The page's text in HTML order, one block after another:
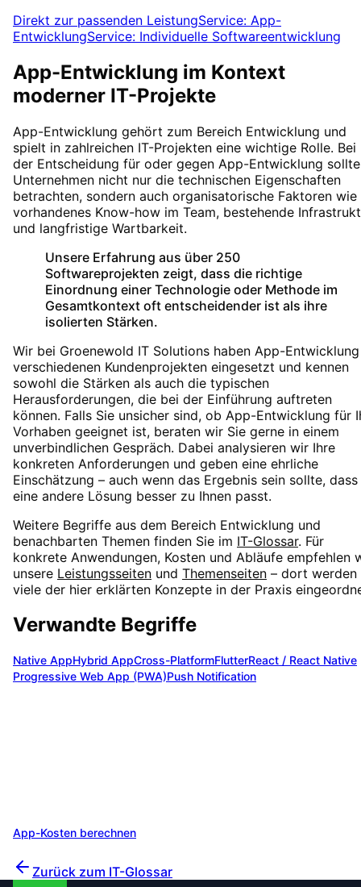
Direkt zur passenden LeistungService: App-
EntwicklungService: Individuelle Softwareentwicklung
App-Entwicklung im Kontext
moderner IT-Projekte
App-Entwicklung gehört zum Bereich Entwicklung und
spielt in zahlreichen IT-Projekten eine wichtige Rolle. Bei
der Entscheidung für oder gegen App-Entwicklung
Unternehmen nicht nur die technischen Eigenschaften
betrachten, sondern auch organisatorische Faktoren wie
vorhandenes Know-how im Team, bestehende
und langfristige Wartbarkeit.
Unsere Erfahrung aus über 250
Softwareprojekten zeigt, dass die richtige
Einordnung einer Technologie oder Methode im
Gesamtkontext oft entscheidender ist als ihre
isolierten Stärken.
Wir bei Groenewold IT Solutions haben App-Entwicklung
verschiedenen Kundenprojekten eingesetzt und kennen
sowohl die Stärken als auch die typischen
Herausforderungen, die bei der Einführung auftreten
können. Falls Sie unsicher sind, ob App-Entwicklung für
Vorhaben geeignet ist, beraten wir Sie gerne in einem
unverbindlichen Gespräch. Dabei analysieren wir Ihre
konkreten Anforderungen und geben eine ehrliche
Einschätzung – auch wenn das Ergebnis sein sollte, dass
eine andere Lösung besser zu Ihnen passt.
Weitere Begriffe aus dem Bereich Entwicklung und
benachbarten Themen finden Sie im IT-Glossar. Für
konkrete Anwendungen, Kosten und Abläufe empfehlen
unsere Leistungsseiten und Themenseiten – dort werden
viele der hier erklärten Konzepte in der Praxis
Verwandte Begriffe
Native AppHybrid AppCross-PlatformFlutterReact / React Native
Progressive Web App (PWA)Push Notification
App-Kosten berechnen
Zurück zum IT-Glossar